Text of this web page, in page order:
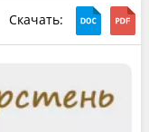
Скачать: